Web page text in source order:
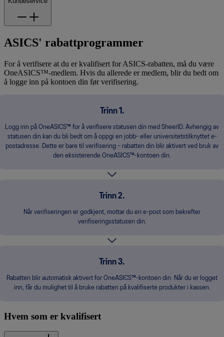
ASICS' rabattprogrammer
For å verifisere at du er kvalifisert for ASICS-rabatten, må du være
OneASICS™-medlem. Hvis du allerede er medlem, blir du bedt om
å logge inn på kontoen din før verifisering.
Trinn 1.
Logg inn på OneASICS™ for å verifisere statusen din med SheerID. Avhengig av
statusen din kan du bli bedt om å oppgi en jobb- eller universitetstilknyttet e-
postadresse. Dette er bare til verifisering – rabatten din blir aktivert ved bruk av
den eksisterende OneASICS™-kontoen din.
Trinn 2.
Når verifiseringen er godkjent, mottar du en e-post som bekrefter
verifiseringsstatusen din.
Trinn 3.
Rabatten blir automatisk aktivert for OneASICS™-kontoen din. Når du er logget
inn, får du mulighet til å bruke rabatten på kvalifiserte produkter i kassen.
Hvem som er kvalifisert